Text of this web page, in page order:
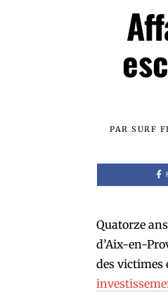
PAR SURF
Quatorze
d’Aix-en-
des victimes